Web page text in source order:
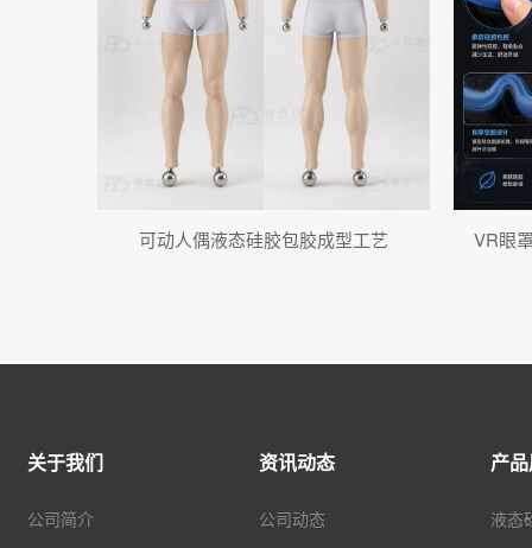
可动人偶液态硅胶包胶成型工艺 VR眼
关于我们
公司简介
资讯动态
公司动态
产
液态